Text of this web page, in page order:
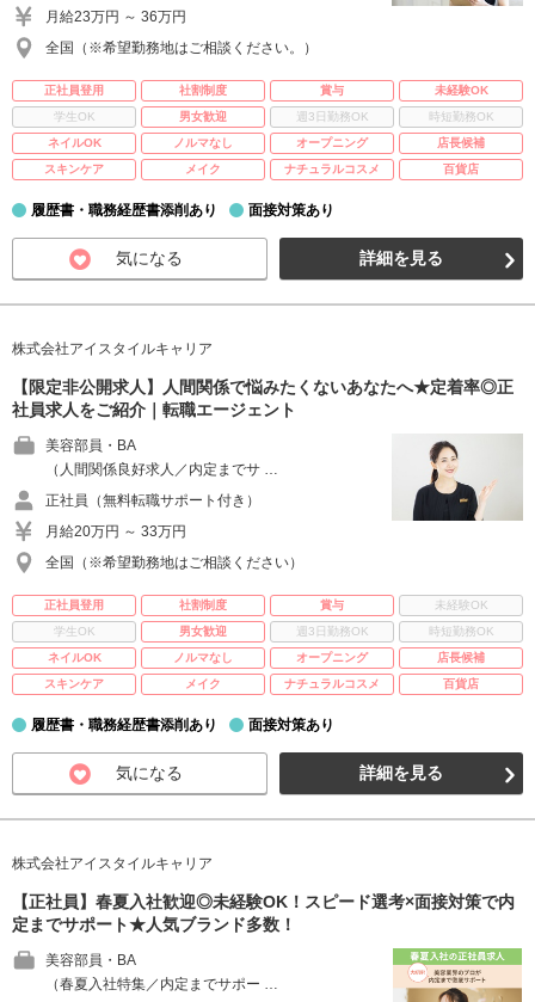
月給23万円 ～ 36万円
全国（※希望勤務地はご相談ください。）
正社員登用 社割制度 賞与
未経験OK
学生OK
男女歓迎 週3日勤務OK
時短勤務OK
ネイルOK
ノルマなし オープニング
店長候補
スキンケア
メイク ナチュラルコスメ 百貨店
履歴書・職務経歴書添削あり 面接対策あり
気になる 詳細を見る
株式会社アイスタイルキャリア
【限定非公開求人】人間関係で悩みたくないあなたへ★定着率◎正
社員求人をご紹介｜転職エージェント
美容部員・BA
（人間関係良好求人／内定までサ …
正社員（無料転職サポート付き）
月給20万円 ～ 33万円
全国（※希望勤務地はご相談ください）
正社員登用 社割制度 賞与
未経験OK
学生OK
男女歓迎 週3日勤務OK
時短勤務OK
ネイルOK
ノルマなし オープニング
店長候補
スキンケア
メイク ナチュラルコスメ 百貨店
履歴書・職務経歴書添削あり 面接対策あり
気になる 詳細を見る
株式会社アイスタイルキャリア
【正社員】春夏入社歓迎◎未経験OK！スピード選考×面接対策で内
定までサポート★人気ブランド多数！
美容部員・BA
（春夏入社特集／内定までサポー …